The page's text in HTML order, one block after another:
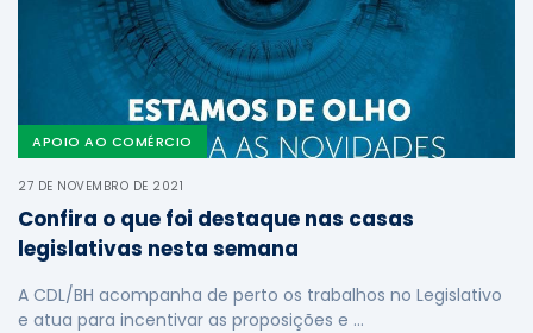
APOIO AO COMÉRCIO
27 DE NOVEMBRO DE 2021
Confira o que foi destaque nas casas
legislativas nesta semana
A CDL/BH acompanha de perto os trabalhos no Legislativo
e atua para incentivar as proposições e …